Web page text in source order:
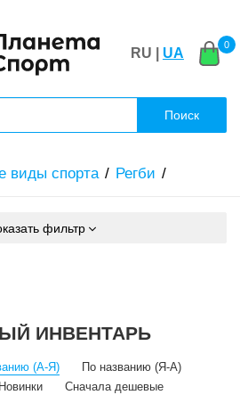
RU | UA
0
Поиск
виды спорта Регби
фильтр
ИНВЕНТАРЬ
(А-Я)
По названию (Я-А)
Новинки
Сначала дешевые